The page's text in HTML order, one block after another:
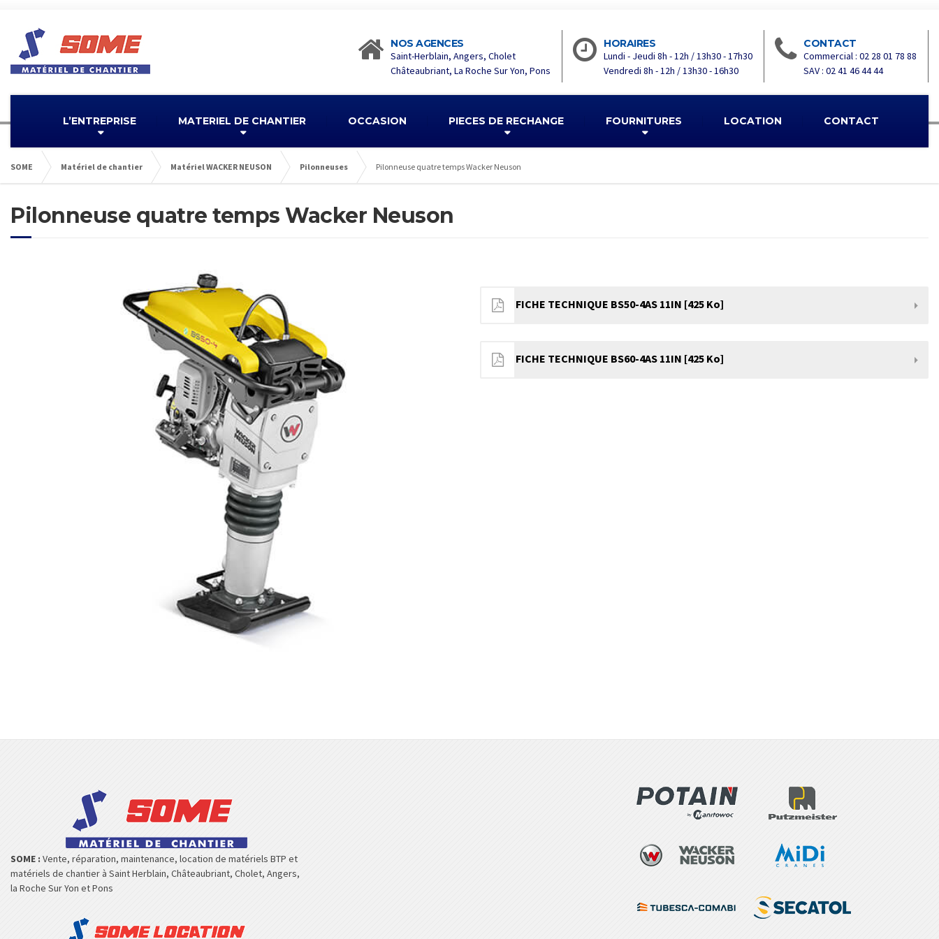
NOS AGENCES
Saint-Herblain, Angers, Cholet
Châteaubriant, La Roche Sur Yon, Pons
HORAIRES
Lundi - Jeudi 8h - 12h / 13h30 - 17h30
Vendredi 8h - 12h / 13h30 - 16h30
CONTACT
Commercial : 02 28 01 78 88
SAV : 02 41 46 44 44
L’ENTREPRISE MATERIEL DE CHANTIER OCCASION PIECES DE RECHANGE FOURNITURES LOCATION CONTACT
SOME Matériel de chantier Matériel WACKER NEUSON Pilonneuses Pilonneuse quatre temps Wacker Neuson
Pilonneuse quatre temps Wacker Neuson
FICHE TECHNIQUE BS50-4AS 11IN [425 Ko]
FICHE TECHNIQUE BS60-4AS 11IN [425 Ko]
SOME : Vente, réparation, maintenance, location de matériels BTP et
matériels de chantier à Saint Herblain, Châteaubriant, Cholet, Angers,
la Roche Sur Yon et Pons